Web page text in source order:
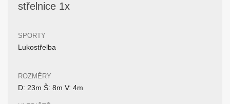
střelnice 1x
SPORTY
Lukostřelba
ROZMĚRY
D: 23m Š: 8m V: 4m